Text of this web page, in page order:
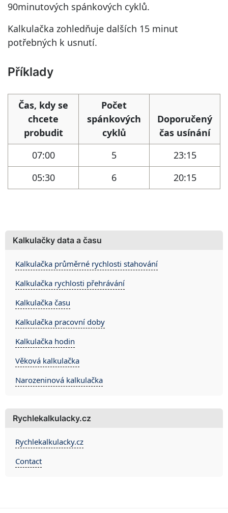
90minutových spánkových cyklů.
Kalkulačka zohledňuje dalších 15 minut
potřebných k usnutí.
Příklady
Čas, kdy se
chcete
probudit
Počet
spánkových
cyklů
Doporučený
čas usínání
07:00
5
23:15
05:30
6 20:15
Kalkulačky data a času
Kalkulačka průměrné rychlosti stahování
Kalkulačka rychlosti přehrávání
Kalkulačka času
Kalkulačka pracovní doby
Kalkulačka hodin
Věková kalkulačka
Narozeninová kalkulačka
Rychlekalkulacky.cz
Rychlekalkulacky.cz
Contact